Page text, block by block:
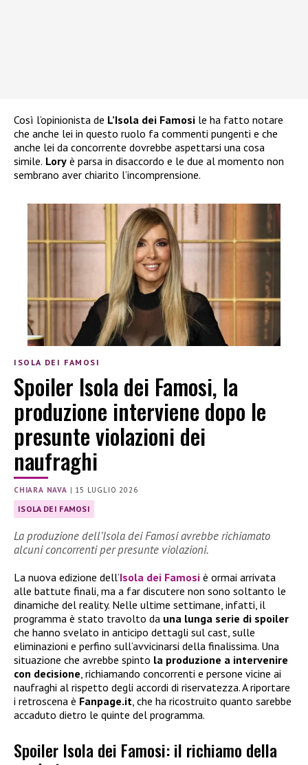
Così l’opinionista de L’Isola dei Famosi le ha fatto notare
che anche lei in questo ruolo fa commenti pungenti e che
anche lei da concorrente dovrebbe aspettarsi una cosa
simile. Lory è parsa in disaccordo e le due al momento non
sembrano aver chiarito l’incomprensione.
ISOLA DEI FAMOSI
Spoiler Isola dei Famosi, la
produzione interviene dopo le
presunte violazioni dei
naufraghi
CHIARA NAVA | 15 LUGLIO 2026
ISOLA DEI FAMOSI
La produzione dell’Isola dei Famosi avrebbe richiamato
alcuni concorrenti per presunte violazioni.
La nuova edizione dell’Isola dei Famosi è ormai arrivata
alle battute finali, ma a far discutere non sono soltanto le
dinamiche del reality. Nelle ultime settimane, infatti, il
programma è stato travolto da una lunga serie di spoiler
che hanno svelato in anticipo dettagli sul cast, sulle
eliminazioni e perfino sull’avvicinarsi della finalissima. Una
situazione che avrebbe spinto la produzione a intervenire
con decisione, richiamando concorrenti e persone vicine ai
naufraghi al rispetto degli accordi di riservatezza. A riportare
i retroscena è Fanpage.it, che ha ricostruito quanto sarebbe
accaduto dietro le quinte del programma.
Spoiler Isola dei Famosi: il richiamo della